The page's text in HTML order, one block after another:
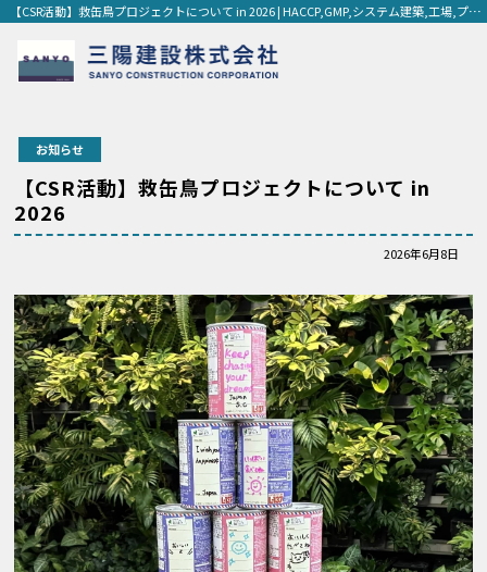
【CSR活動】救缶鳥プロジェクトについて in 2026 | HACCP,GMP,システム建築,工場,プラント工場,保育園,ホテル,老人ホーム,建築,建設,外断熱,新築,滋賀,京都
お知らせ
【CSR活動】救缶鳥プロジェクトについて in
2026
2026年6月8日
新卒採用
中途採用
個人情報保護方針